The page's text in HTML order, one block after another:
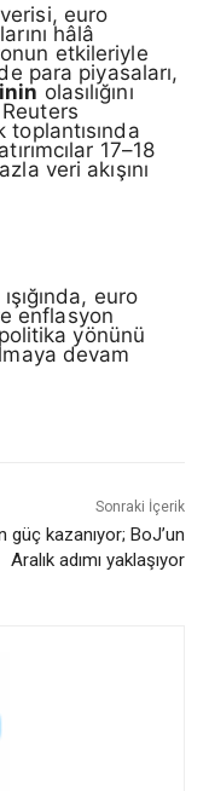
euro
hâlâ
etkileriyle
para piyasaları,
olasılığını
Reuters
toplantısında
17–18
veri akışını
euro
enflasyon
yönünü
devam
Sonraki İçerik
güç kazanıyor; BoJ’un
Aralık adımı yaklaşıyor